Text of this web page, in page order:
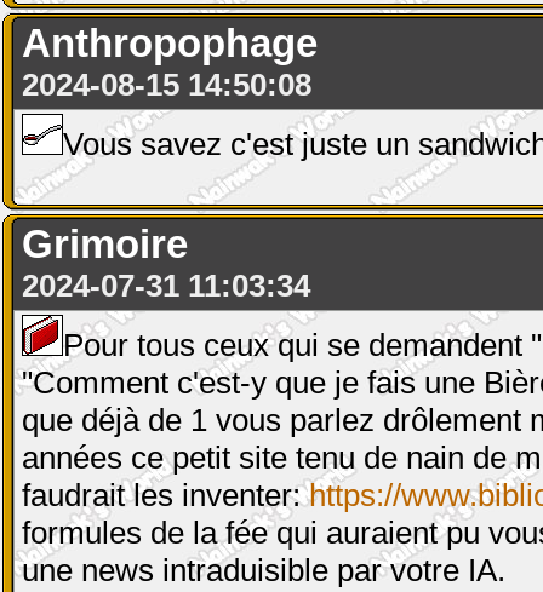
Anthropophage
2024-08-15 14:50:08
Vous savez c'est juste un
Grimoire
2024-07-31 11:03:34
Pour tous ceux qui se demandent
"Comment c'est-y que je fais une
que déjà de 1 vous parlez drôlement
années ce petit site tenu de nain de
faudrait les inventer:https://
formules de la fée qui auraient pu
une news intraduisible par votre IA.